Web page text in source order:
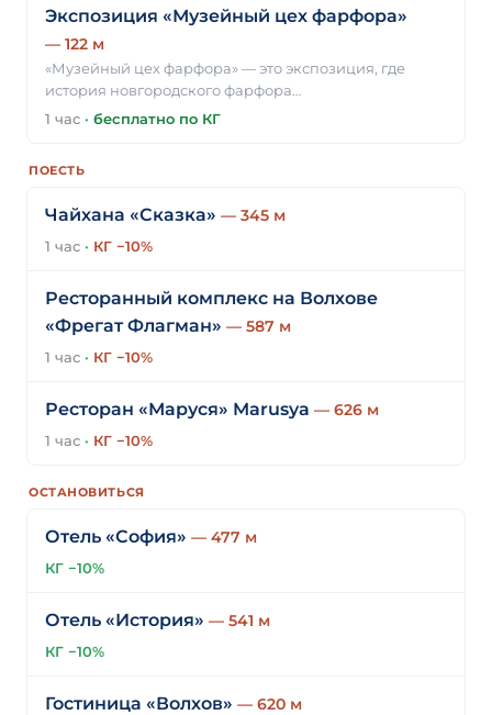
Экспозиция «Музейный цех фарфора»
— 122 м
«Музейный цех фарфора» — это экспозиция, где
история новгородского фарфора…
1 час · бесплатно по КГ
ПОЕСТЬ
Чайхана «Сказка» — 345 м
1 час · КГ −10%
Ресторанный комплекс на Волхове
«Фрегат Флагман» — 587 м
1 час · КГ −10%
Ресторан «Маруся» Marusya — 626 м
1 час · КГ −10%
ОСТАНОВИТЬСЯ
Отель «София» — 477 м
КГ −10%
Отель «История» — 541 м
КГ −10%
Гостиница «Волхов» — 620 м